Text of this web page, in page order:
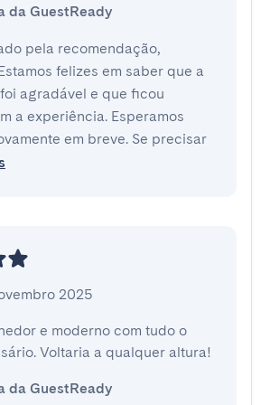
da GuestReady
pela recomendação,
felizes em saber que a
agradável e que ficou
a experiência. Esperamos
em breve. Se precisar
2025
e moderno com tudo o
Voltaria a qualquer altura!
da GuestReady